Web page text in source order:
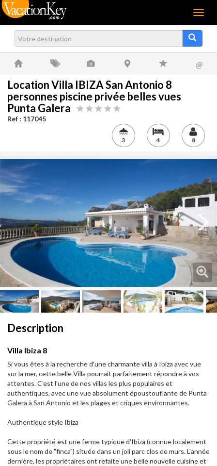
Menu
@
Location Villa IBIZA San Antonio 8
personnes piscine privée belles vues
Punta Galera
Ref : 117045
3 4 8
Next
Description
Villa Ibiza 8
Si vous êtes à la recherche d'une charmante villa à Ibiza avec vue
sur la mer, cette belle Villa pourrait parfaitement répondre à vos
attentes. C'est l'une de nos villas les plus populaires et
authentiques, avec une vue absolument époustouflante de Punta
Galera à San Antonio et les plages et criques environnantes.
Authentique style Ibiza
Cette propriété est une ferme typique d'Ibiza (connue localement
sous le nom de "finca") située dans un joli parc clos de murs. L'année
dernière, les propriétaires ont refaite une belle nouvelle cuisine et